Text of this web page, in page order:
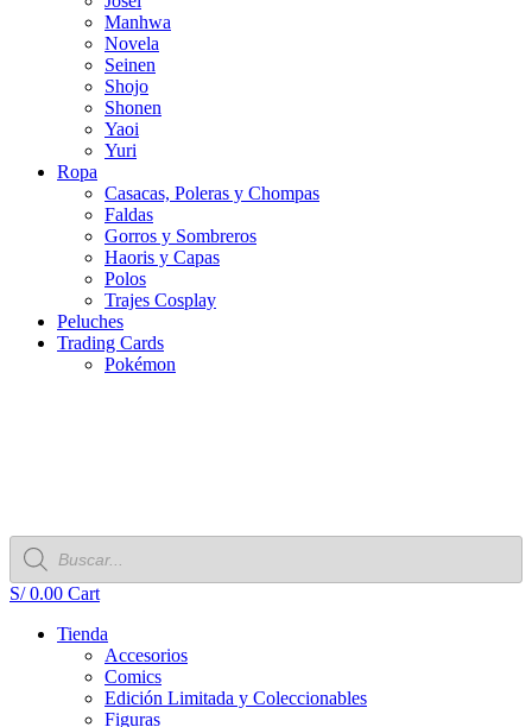
Manhwa
Novela
Seinen
Shojo
Shonen
Yaoi
Yuri
Ropa
Casacas, Poleras y Chompas
Faldas
Gorros y Sombreros
Haoris y Capas
Polos
Trajes Cosplay
Peluches
Trading Cards
Pokémon
Búsqueda
de
productos
S/0.00 Cart
Tienda
Accesorios
Comics
Edición Limitada y Coleccionables
Figuras